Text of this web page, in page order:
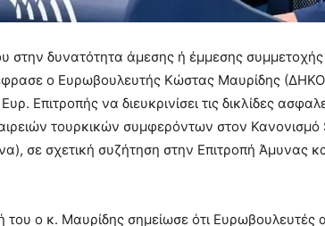
στην δυνατότητα άμεσης ή έμμεσης
ο Ευρωβουλευτής Κώστας Μαυρίδης (ΔΗΚΟ
Επιτροπής να διευκρινίσει τις δικλίδες
τουρκικών συμφερόντων στον Κανονισμό
σε σχετική συζήτηση στην Επιτροπή Άμυνας
ο κ. Μαυρίδης σημείωσε ότι Ευρωβουλευτές